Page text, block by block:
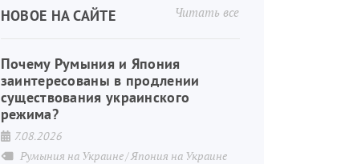
Читать все
НОВОЕ НА САЙТЕ
Почему Румыния и Япония
заинтересованы в продлении
существования украинского
режима?
7.08.2026
Румыния на Украине Япония на Украине